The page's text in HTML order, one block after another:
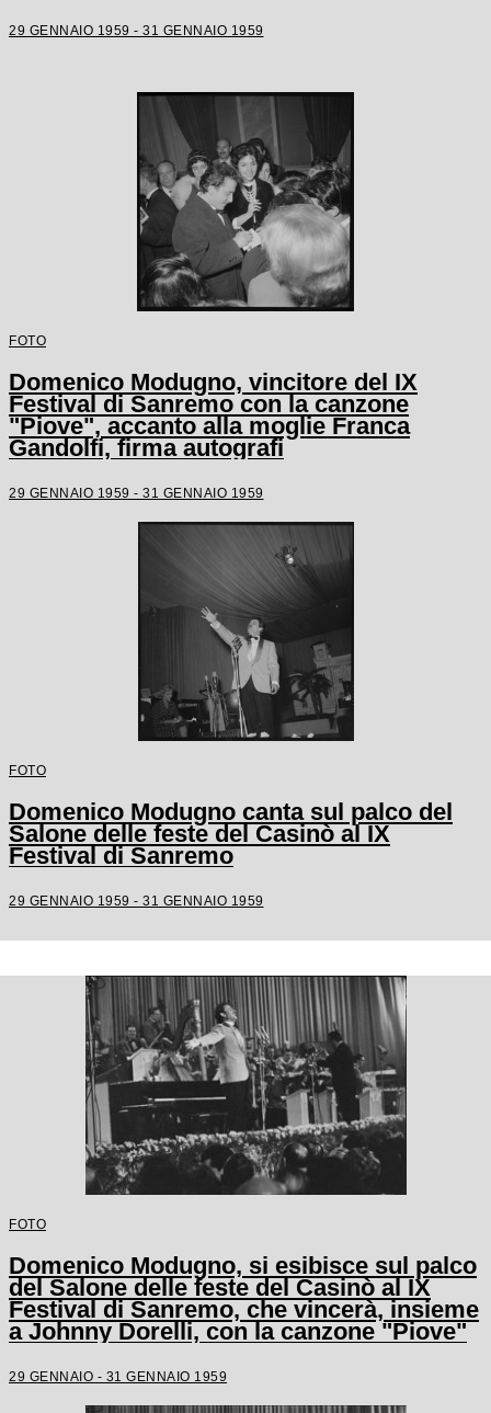
29 GENNAIO 1959 - 31 GENNAIO 1959
FOTO
Domenico Modugno, vincitore del IX
Festival di Sanremo con la canzone
"Piove", accanto alla moglie Franca
Gandolfi, firma autografi
29 GENNAIO 1959 - 31 GENNAIO 1959
FOTO
Domenico Modugno canta sul palco del
Salone delle feste del Casinò al IX
Festival di Sanremo
29 GENNAIO 1959 - 31 GENNAIO 1959
FOTO
Domenico Modugno, si esibisce sul palco
del Salone delle feste del Casinò al IX
Festival di Sanremo, che vincerà, insieme
a Johnny Dorelli, con la canzone "Piove"
29 GENNAIO - 31 GENNAIO 1959